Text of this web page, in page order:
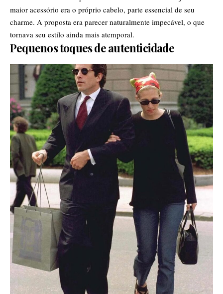
maior acessório era o próprio cabelo, parte essencial de seu
charme. A proposta era parecer naturalmente impecável, o que
tornava seu estilo ainda mais atemporal.
Pequenos toques de autenticidade